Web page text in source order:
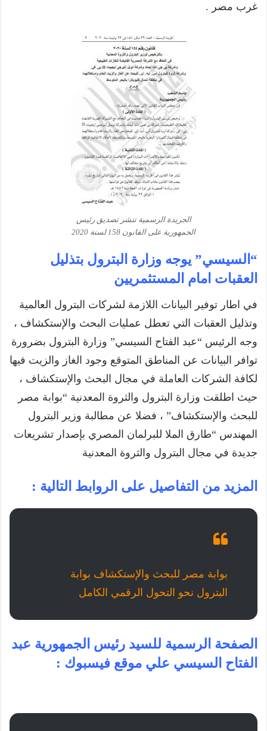
غرب مصر .
الجريدة الرسمية تنشر تصديق رئيس
الجمهورية على القانون 158 لسنة 2020
“السيسي” يوجه وزارة البترول بتذليل
العقبات امام المستثمريين
في اطار توفير البيانات اللازمة لشركات البترول العالمية
وتذليل العقبات التي تعطل عمليات البحث والإستكشاف ،
وجه الرئيس “عبد الفتاح السيسي” وزارة البترول بضرورة
توافر البيانات عن المناطق المتوقع وجود الغاز والزيت فيها
لكافة الشركات العاملة في مجال البحث والإستكشاف ،
حيث اطلقت وزارة البترول والثروة المعدنية “بوابة مصر
للبحث والإستكشاف” ، فضلا عن مطالبة وزير البترول
المهندس “طارق الملا للبرلمان المصري بإصدار تشريعات
جديدة في مجال البترول والثروة المعدنية
المزيد من التفاصيل على الروابط التالية :
بوابة مصر للبحث والإستكشاف بوابة
البترول نحو التحول الرقمي الكامل
الصفحة الرسمية للسيد رئيس الجمهورية عبد
الفتاح السيسي علي موقع فيسبوك :